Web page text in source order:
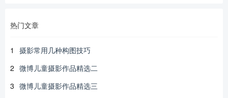
热门文章
1
摄影常用几种构图技巧
2 微博儿童摄影作品精选二
3 微博儿童摄影作品精选三